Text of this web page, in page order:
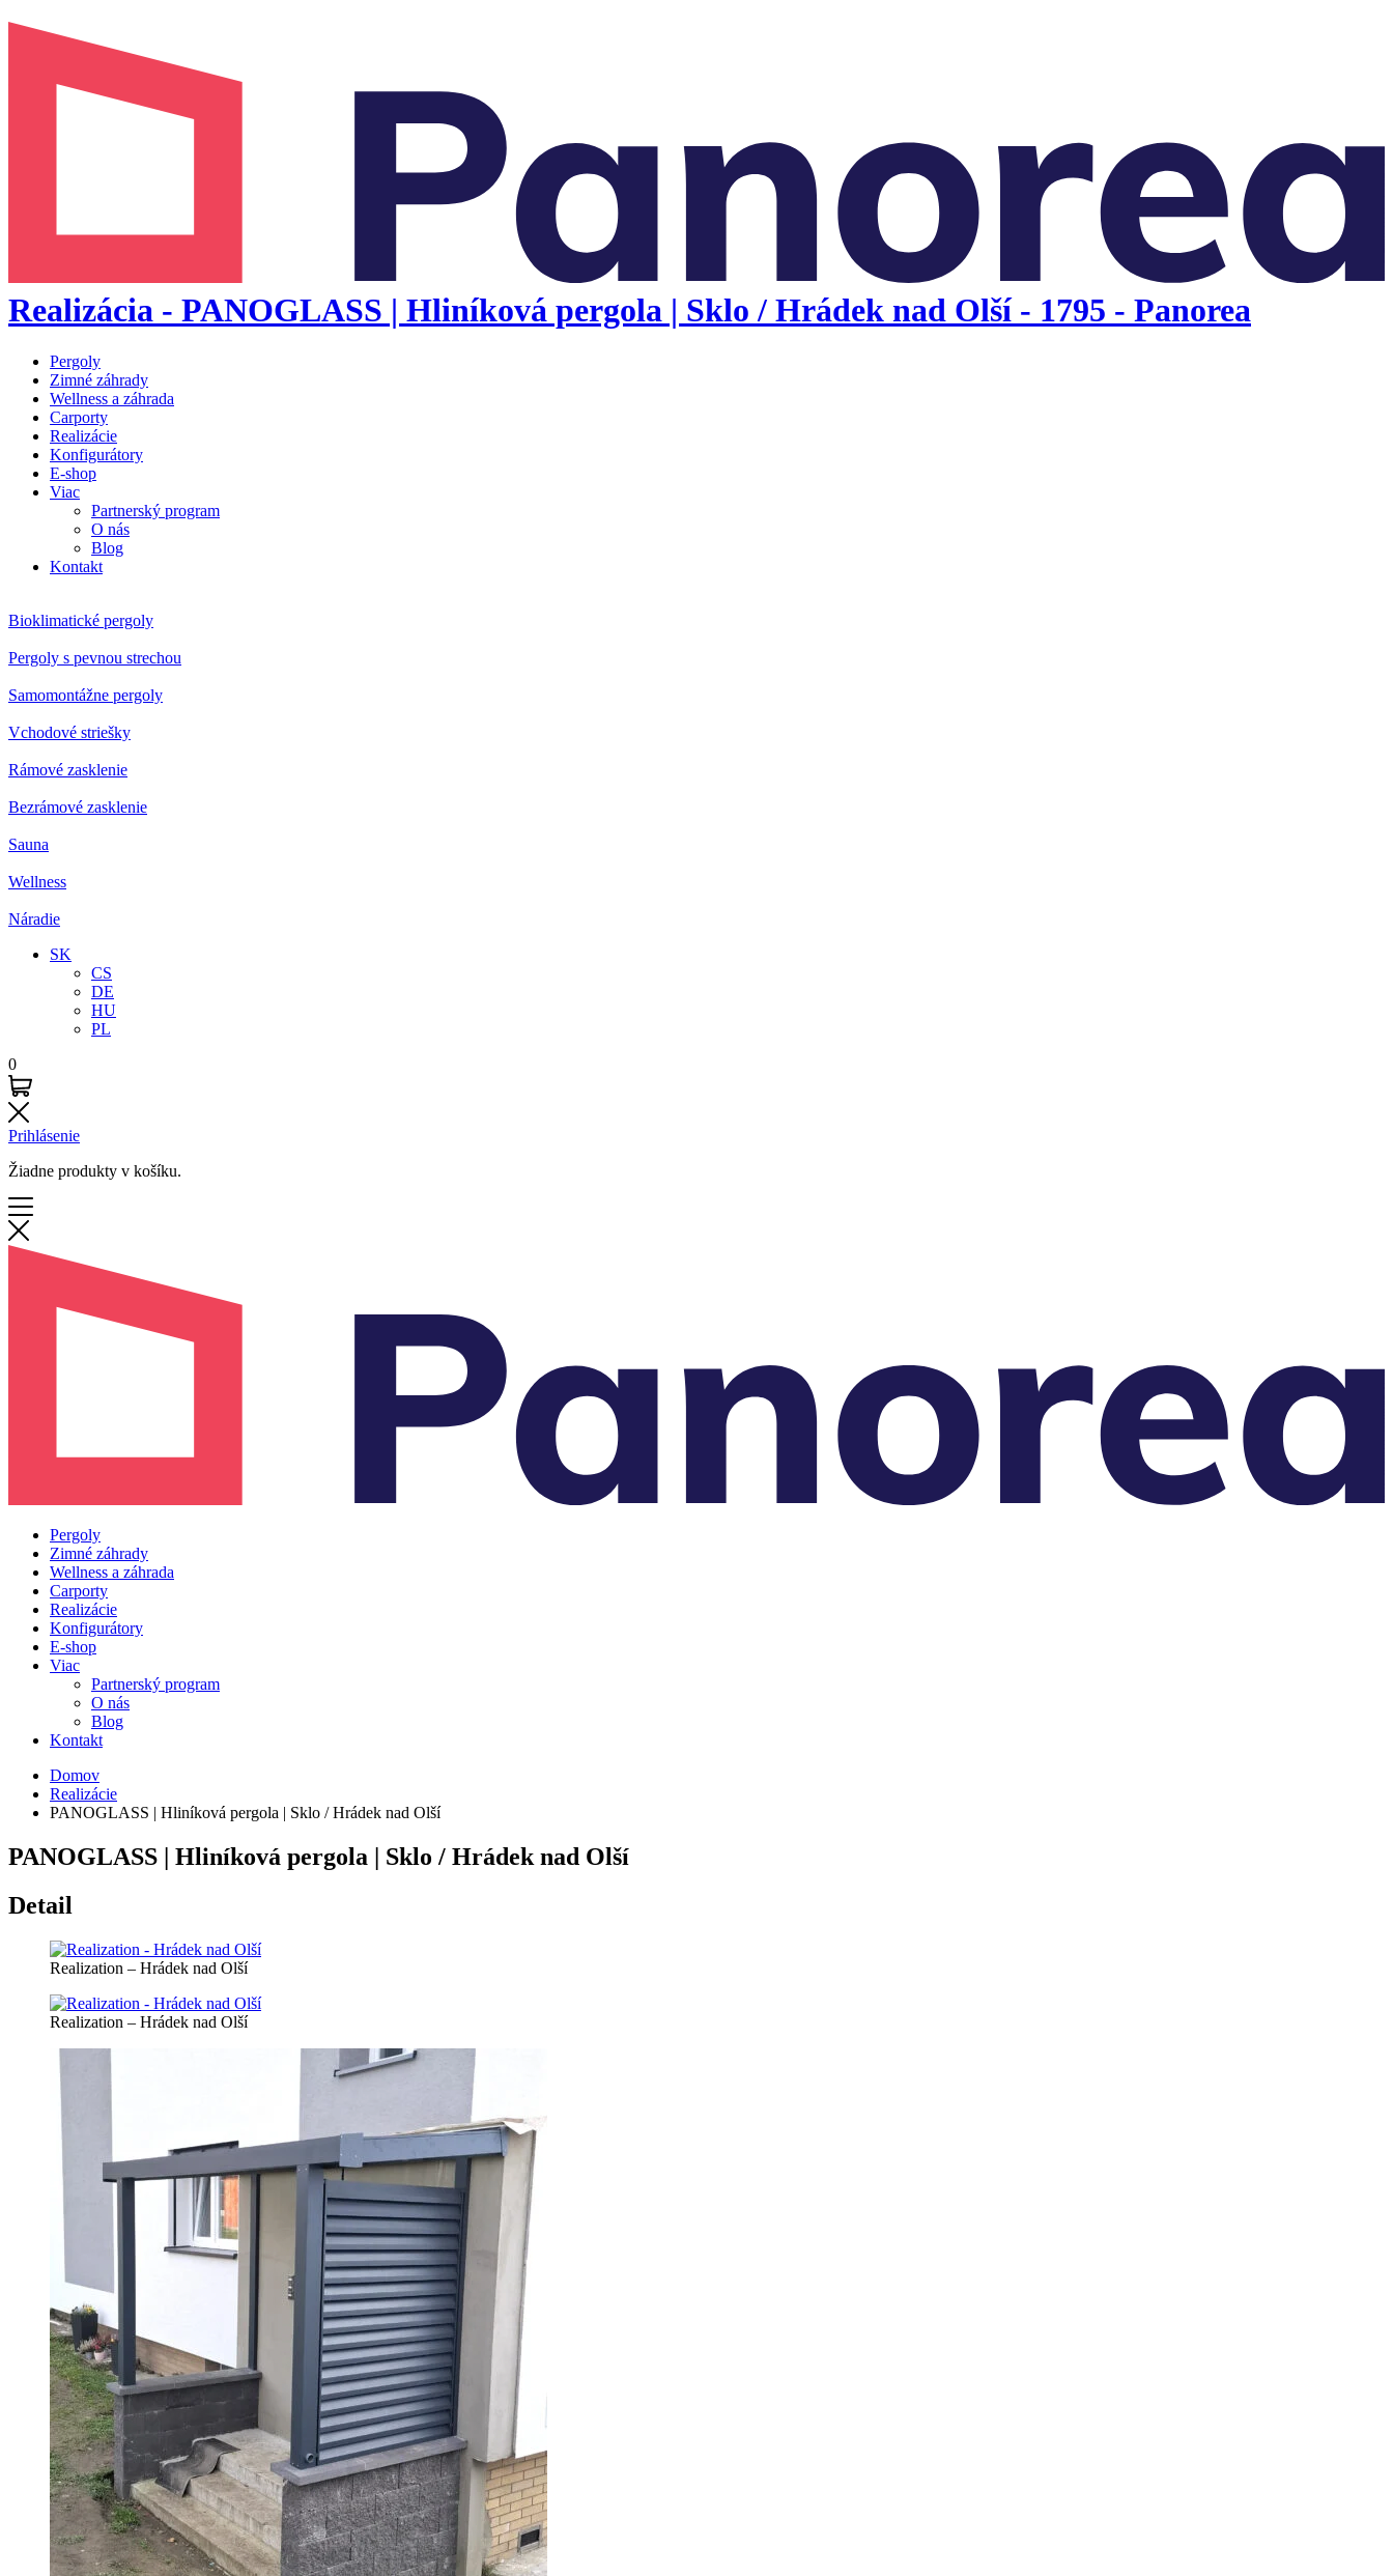
Realizácia - PANOGLASS | Hliníková pergola | Sklo / Hrádek nad Olší - 1795 - Panorea
Pergoly
Zimné záhrady
Wellness a záhrada
Carporty
Realizácie
Konfigurátory
E-shop
Viac
Partnerský program
O nás
Blog
Kontakt
Bioklimatické pergoly
Pergoly s pevnou strechou
Samomontážne pergoly
Vchodové striešky
Rámové zasklenie
Bezrámové zasklenie
Sauna
Wellness
Náradie
SK
CS
DE
HU
PL
0
Prihlásenie
Žiadne produkty v košíku.
Pergoly
Zimné záhrady
Wellness a záhrada
Carporty
Realizácie
Konfigurátory
E-shop
Viac
Partnerský program
O nás
Blog
Kontakt
Domov
Realizácie
PANOGLASS | Hliníková pergola | Sklo / Hrádek nad Olší
PANOGLASS | Hliníková pergola | Sklo / Hrádek nad Olší
Detail
Realization – Hrádek nad Olší
Realization – Hrádek nad Olší